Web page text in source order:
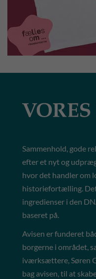
Sammenhold, gode
efter et nyt og
hvor det handler om
historiefortælling.
ingredienser i den
baseret på.
Avisen er funderet
borgerne i området,
iværksættere, Søren
bag avisen, til at